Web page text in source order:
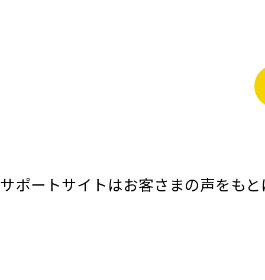
サポートサイトはお客さまの声をも